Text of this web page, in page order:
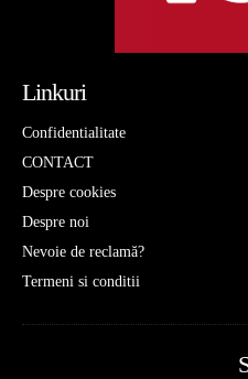
Linkuri
Confidentialitate
CONTACT
Despre cookies
Despre noi
Nevoie de reclamă?
Termeni si conditii